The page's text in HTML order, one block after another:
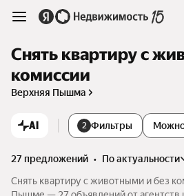
Снять квартиру с
комиссии
Верхняя Пышма
AI 2 Фильтры
27 предложений •
по актуальности
Снять квартиру с животными и без